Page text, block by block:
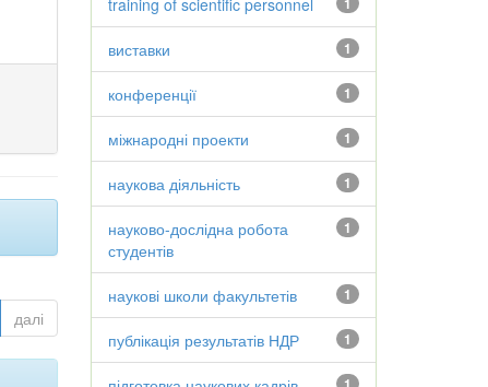
далі
training of scientific personnel
1
виставки
1
конференції
1
міжнародні проекти
1
наукова діяльність
1
науково-дослідна робота
студентів
1
наукові школи факультетів
1
публікація результатів НДР